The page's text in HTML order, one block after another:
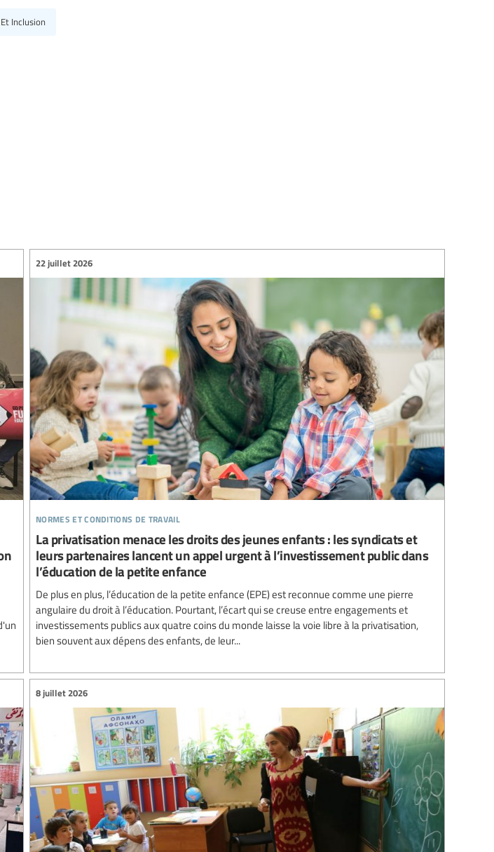
Inclusion
normes et conditions de travail
22 juillet 2026
La privatisation menace les droits des jeunes enfants : les syndicats et
leurs partenaires lancent un appel urgent à l’investissement public dans
l’éducation de la petite enfance
De plus en plus, l’éducation de la petite enfance (EPE) est reconnue comme une pierre
angulaire du droit à l’éducation. Pourtant, l’écart qui se creuse entre engagements et
investissements publics aux quatre coins du monde laisse la voie libre à la privatisation,
bien souvent aux dépens des enfants, de leur...
8 juillet 2026